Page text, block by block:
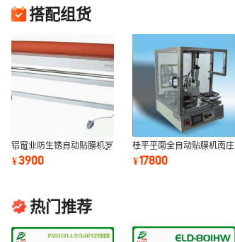
搭配组货
铝窗业防生锈自动贴膜机罗
定照片电动冷裱机淋浴房防
潮防尘覆膜机
¥3900
桂平平面全自动贴膜机南庄
真空覆膜机钟山化妆品纸盒
自动贴膜机厂
¥17800
热门推荐